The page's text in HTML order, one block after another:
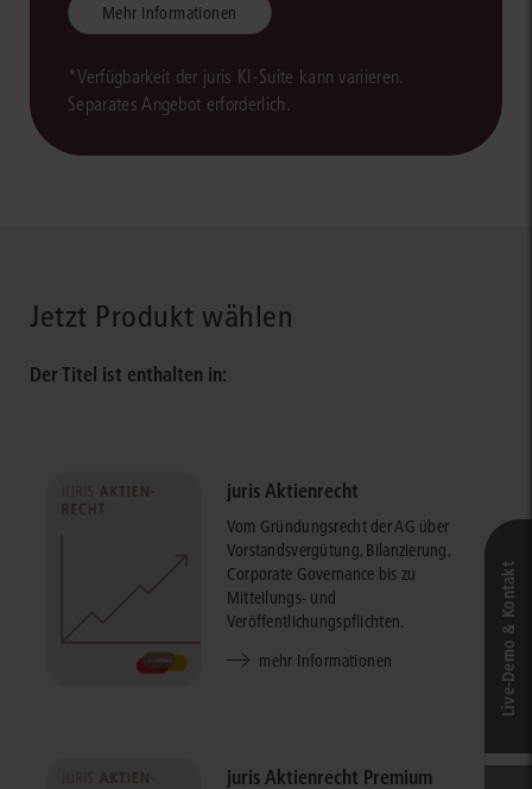
Mehr Informationen
*Verfügbarkeit der juris KI-Suite kann variieren.
Separates Angebot erforderlich.
Jetzt Produkt wählen
Der Titel ist enthalten in:
juris Aktienrecht
Vom Gründungsrecht der AG über
Vorstandsvergütung, Bilanzierung,
Corporate Governance bis zu
Mitteilungs- und
Veröffentlichungspflichten.
mehr Informationen
juris Aktienrecht Premium
Live‑Demo & Kontakt